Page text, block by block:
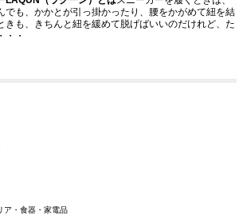
でも、かかとが引っ掛かったり、腰をかがめて紐を結
きも、きちんと紐を緩めて脱げばいいのだけれど、た
・・
ア・食器・家電品